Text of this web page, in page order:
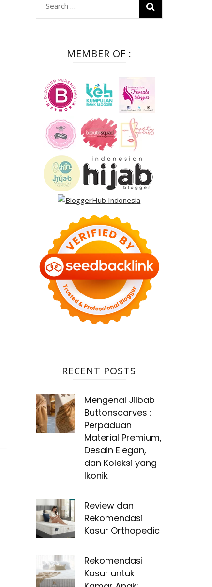
Search
for:
MEMBER OF :
RECENT POSTS
Mengenal Jilbab
Buttonscarves :
Perpaduan
Material Premium,
Desain Elegan,
dan Koleksi yang
Ikonik
Review dan
Rekomendasi
Kasur Orthopedic
Rekomendasi
Kasur untuk